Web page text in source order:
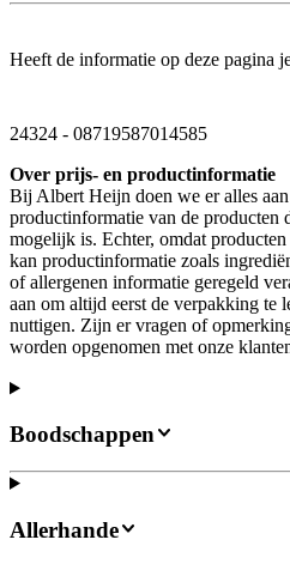
Heeft de informatie op deze pagina
24324 - 08719587014585
Over prijs- en productinformatie
Bij Albert Heijn doen we er alles
productinformatie van de producten
mogelijk is. Echter, omdat
kan productinformatie zoals
of allergenen informatie geregeld
aan om altijd eerst de verpakking te
nuttigen. Zijn er vragen of
worden opgenomen met onze
Boodschappen
Allerhande